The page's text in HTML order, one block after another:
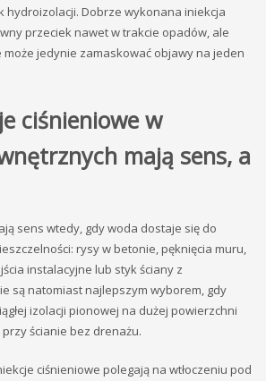
hydroizolacji. Dobrze wykonana iniekcja
przeciek nawet w trakcie opadów, ale
może jedynie zamaskować objawy na jeden
ciśnieniowe w
mają sens, a
sens wtedy, gdy woda dostaje się do
rysy w betonie, pęknięcia muru,
instalacyjne lub styk ściany z
są natomiast najlepszym wyborem, gdy
izolacji pionowej na dużej powierzchni
ścianie bez drenażu.
ciśnieniowe polegają na wtłoczeniu pod